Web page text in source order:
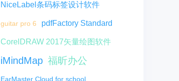
NiceLabel条码标签设计软件
guitar pro 6 pdfFactory Standard
CorelDRAW 2017矢量绘图软件
iMindMap 福昕办公
EarMaster Cloud for school